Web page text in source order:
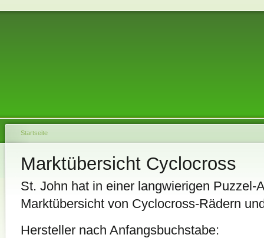
Startseite
Marktübersicht Cyclocross
St. John hat in einer langwierigen Puzzel-
Marktübersicht von Cyclocross-Rädern
Hersteller nach Anfangsbuchstabe: